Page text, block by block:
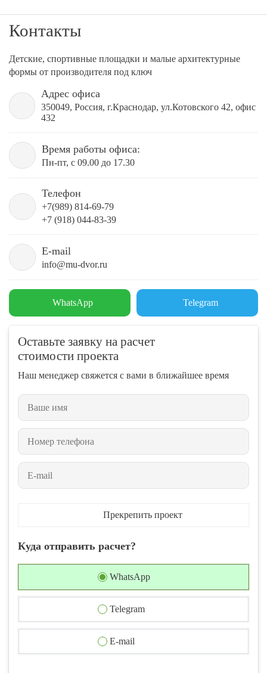
Контакты
Детские, спортивные площадки и малые архитектурные
формы от производителя под ключ
Адрес офиса
350049, Россия, г.Краснодар, ул.Котовского 42, офис
432
Время работы офиса:
Пн-пт, с 09.00 до 17.30
Телефон
+7(989) 814-69-79
+7 (918) 044-83-39
E-mail
info@mu-dvor.ru
WhatsApp Telegram
Оставьте заявку на расчет
стоимости проекта
Наш менеджер свяжется с вами в ближайшее время
Прекрепить проект
Куда отправить расчет?
WhatsApp
Telegram
E-mail